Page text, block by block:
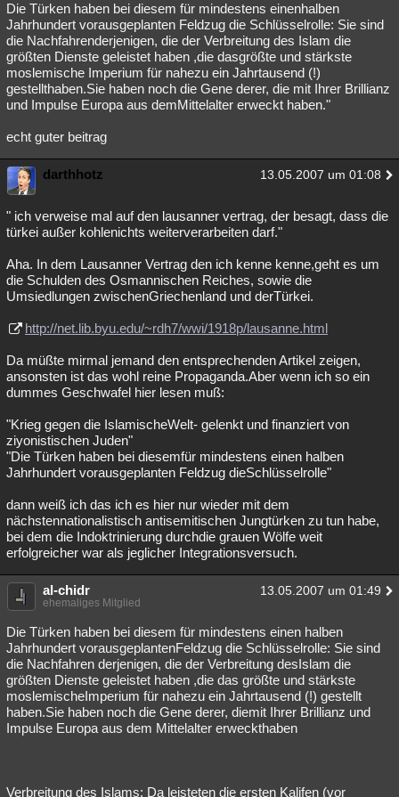
Die Türken haben bei diesem für mindestens einenhalben
Jahrhundert vorausgeplanten Feldzug die Schlüsselrolle: Sie sind
die Nachfahrenderjenigen, die der Verbreitung des Islam die
größten Dienste geleistet haben ,die dasgrößte und stärkste
moslemische Imperium für nahezu ein Jahrtausend (!)
gestellthaben.Sie haben noch die Gene derer, die mit Ihrer Brillianz
und Impulse Europa aus demMittelalter erweckt haben."
echt guter beitrag
darthhotz 13.05.2007 um 01:08
" ich verweise mal auf den lausanner vertrag, der besagt, dass die
türkei außer kohlenichts weiterverarbeiten darf."
Aha. In dem Lausanner Vertrag den ich kenne kenne,geht es um
die Schulden des Osmannischen Reiches, sowie die
Umsiedlungen zwischenGriechenland und derTürkei.
http://net.lib.byu.edu/~rdh7/wwi/1918p/lausanne.html
Da müßte mirmal jemand den entsprechenden Artikel zeigen,
ansonsten ist das wohl reine Propaganda.Aber wenn ich so ein
dummes Geschwafel hier lesen muß:
"Krieg gegen die IslamischeWelt- gelenkt und finanziert von
ziyonistischen Juden"
"Die Türken haben bei diesemfür mindestens einen halben
Jahrhundert vorausgeplanten Feldzug dieSchlüsselrolle"
dann weiß ich das ich es hier nur wieder mit dem
nächstennationalistisch antisemitischen Jungtürken zu tun habe,
bei dem die Indoktrinierung durchdie grauen Wölfe weit
erfolgreicher war als jeglicher Integrationsversuch.
al-chidr 13.05.2007 um 01:49
ehemaliges Mitglied
Die Türken haben bei diesem für mindestens einen halben
Jahrhundert vorausgeplantenFeldzug die Schlüsselrolle: Sie sind
die Nachfahren derjenigen, die der Verbreitung desIslam die
größten Dienste geleistet haben ,die das größte und stärkste
moslemischeImperium für nahezu ein Jahrtausend (!) gestellt
haben.Sie haben noch die Gene derer, diemit Ihrer Brillianz und
Impulse Europa aus dem Mittelalter erweckthaben
Verbreitung des Islams: Da leisteten die ersten Kalifen (vor